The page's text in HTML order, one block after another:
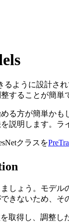
るように設計
することが簡単
る方が簡単か
説明します。
クラスを
しょう。モデ
きないため、そ
取得し、調整